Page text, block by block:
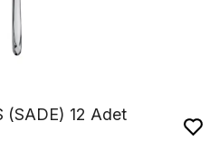
(SADE) 12 Adet